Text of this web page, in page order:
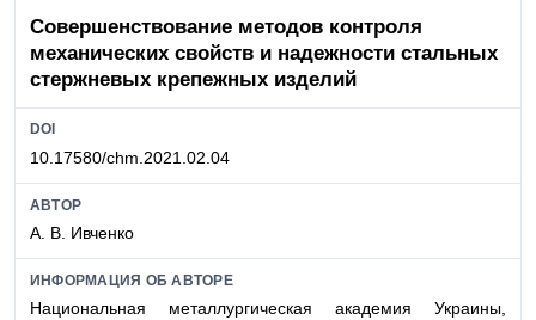
Совершенствование методов контроля
механических свойств и надежности стальных
стержневых крепежных изделий
DOI
10.17580/chm.2021.02.04
АВТОР
А. В. Ивченко
ИНФОРМАЦИЯ ОБ АВТОРЕ
Национальная металлургическая академия Украины,